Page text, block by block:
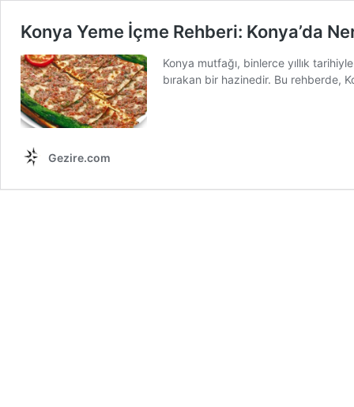
Konya Yeme İçme Rehberi: Konya’da
Konya mutfağı, binlerce yıllık
bırakan bir hazinedir. Bu rehberde,
Gezire.com